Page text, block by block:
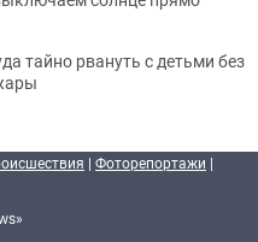
тайно рвануть с детьми без
| Фоторепортажи |